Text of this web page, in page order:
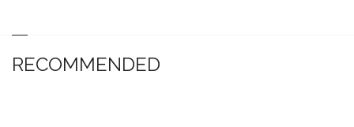
RECOMMENDED